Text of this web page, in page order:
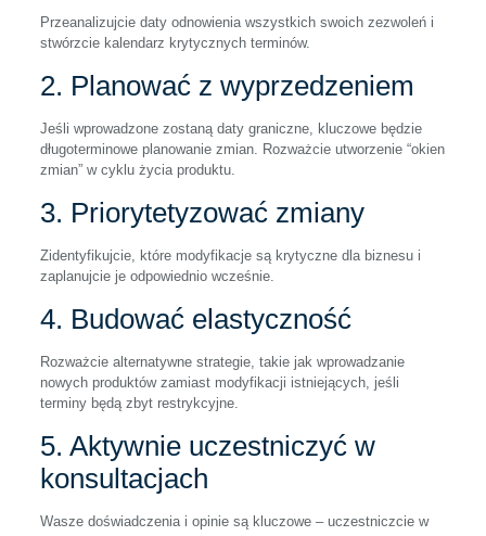
Przeanalizujcie daty odnowienia wszystkich swoich zezwoleń i
stwórzcie kalendarz krytycznych terminów.
2. Planować z wyprzedzeniem
Jeśli wprowadzone zostaną daty graniczne, kluczowe będzie
długoterminowe planowanie zmian. Rozważcie utworzenie “okien
zmian” w cyklu życia produktu.
3. Priorytetyzować zmiany
Zidentyfikujcie, które modyfikacje są krytyczne dla biznesu i
zaplanujcie je odpowiednio wcześnie.
4. Budować elastyczność
Rozważcie alternatywne strategie, takie jak wprowadzanie
nowych produktów zamiast modyfikacji istniejących, jeśli
terminy będą zbyt restrykcyjne.
5. Aktywnie uczestniczyć w
konsultacjach
Wasze doświadczenia i opinie są kluczowe – uczestniczcie w